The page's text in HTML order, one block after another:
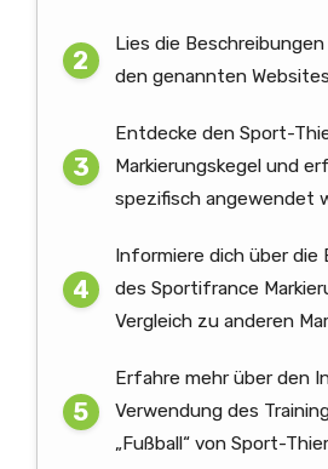
Lies die
den genannten
Entdecke den Sport-
Markierungskegel und
spezifisch angewendet
Informiere dich über die
des Sportifrance
Vergleich zu anderen
Erfahre mehr über den
Verwendung des
„Fußball“ von Sport-